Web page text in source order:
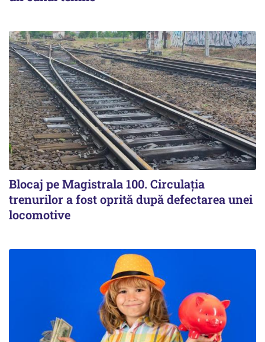
Blocaj pe Magistrala 100. Circulația
trenurilor a fost oprită după defectarea unei
locomotive